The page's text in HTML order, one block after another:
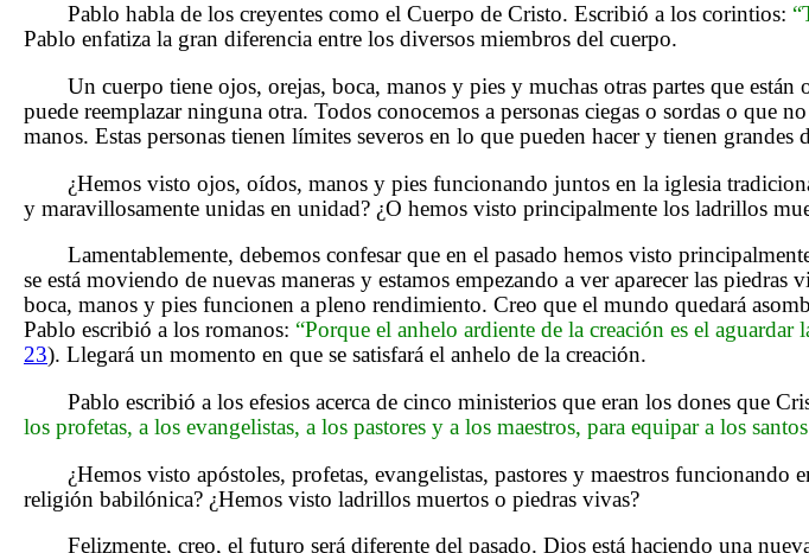
Pablo habla de los creyentes como el Cuerpo de Cristo. Escribió a los corintios:
Pablo enfatiza la gran diferencia entre los diversos miembros del cuerpo.
Un cuerpo tiene ojos, orejas, boca, manos y pies y muchas otras partes que
puede reemplazar ninguna otra. Todos conocemos a personas ciegas o sordas o que
manos. Estas personas tienen límites severos en lo que pueden hacer y tienen grandes
¿Hemos visto ojos, oídos, manos y pies funcionando juntos en la iglesia
y maravillosamente unidas en unidad? ¿O hemos visto principalmente los ladrillos
Lamentablemente, debemos confesar que en el pasado hemos visto
se está moviendo de nuevas maneras y estamos empezando a ver aparecer las
boca, manos y pies funcionen a pleno rendimiento. Creo que el mundo quedará
Pablo escribió a los romanos: “Porque el anhelo ardiente de la creación es el
23). Llegará un momento en que se satisfará el anhelo de la creación.
Pablo escribió a los efesios acerca de cinco ministerios que eran los dones que
los profetas, a los evangelistas, a los pastores y a los maestros, para equipar a los
¿Hemos visto apóstoles, profetas, evangelistas, pastores y maestros funcionando
religión babilónica? ¿Hemos visto ladrillos muertos o piedras vivas?
Felizmente, creo, el futuro será diferente del pasado. Dios está haciendo una